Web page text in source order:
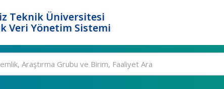
Teknik Üniversitesi
Veri Yönetim Sistemi